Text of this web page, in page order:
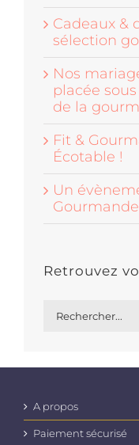
Cadeaux &
sélection
Nos
placée
de la
Fit &
Écotable !
Un
Retrouvez
A propos
Paiement sécurisé